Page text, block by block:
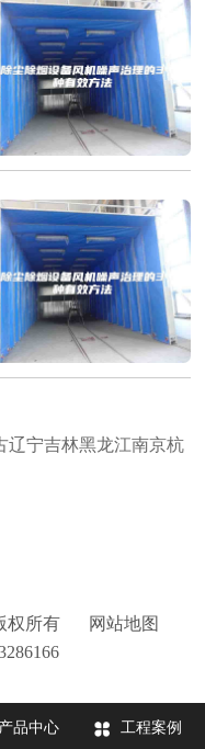
辽宁吉林黑龙江南京杭
权所有
网站地图
产品中心 工程案例